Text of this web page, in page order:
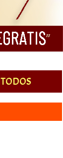
TODOS